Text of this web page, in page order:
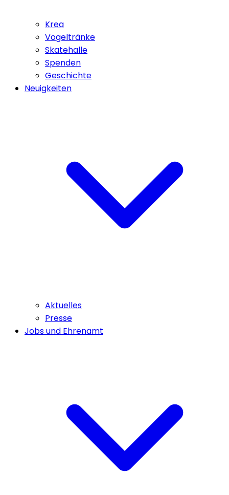
Krea
Vogeltränke
Skatehalle
Spenden
Geschichte
Neuigkeiten
Aktuelles
Presse
Jobs und Ehrenamt